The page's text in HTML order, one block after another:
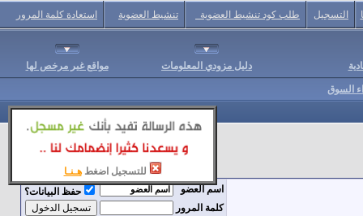
للتسجيل اضغط هـنـا
التسجيل طلب كود تنشيط العضوية تنشيط العضوية استعادة كلمة المرور
دليل مزودي المعلومات مواقع غير مرخص لها
السوق
اسم العضو
حفظ البيانات؟
كلمة المرور